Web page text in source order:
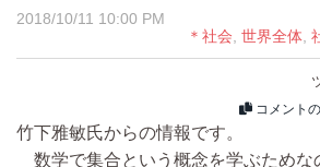
2018/10/11 10:00 PM
＊社会, 世界全体,
コメント
竹下雅敏氏からの情報です。
数学で集合という概念を学ぶためな